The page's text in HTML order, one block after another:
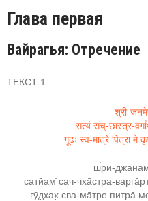
Глава первая
Вайрагья: Отречение
ТЕКСТ 1
श्री-
सत्यं सच्-छास्त्र-
गूढः स्व-मात्रे पित्रा मे
ш́рӣ-
сатйам̇ сач-чха̄стра-
гӯд̣хах̣ сва-ма̄тре питра̄